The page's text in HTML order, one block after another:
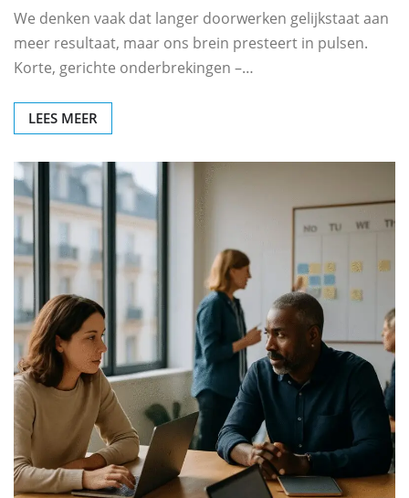
We denken vaak dat langer doorwerken gelijkstaat aan
meer resultaat, maar ons brein presteert in pulsen.
Korte, gerichte onderbrekingen –…
LEES MEER